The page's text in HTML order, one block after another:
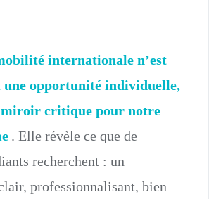
internationale n’est
une opportunité individuelle,
miroir critique pour notre
. Elle révèle ce que de
recherchent : un
professionnalisant, bien